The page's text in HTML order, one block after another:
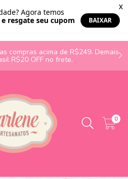
compras acima de R$249. Demais
R$20 OFF no frete.
0